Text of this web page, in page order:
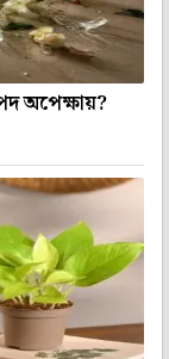
অপেক্ষায়?